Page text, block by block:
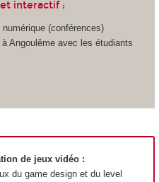
interactif :
(conférences)
Angoulême avec les étudiants
de jeux vidéo :
du game design et du level